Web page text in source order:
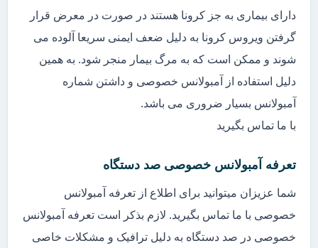
دارای بیماری به جز کرونا هستند در صورت در معرض قرار
گرفتن ویروس کرونا به دلیل ضعف ایمنی سریعا آلوده می
شوند و ممکن است که به مرگ بیمار منجر شود. به همین
دلیل استفاده از آمبولانس خصوصی و داشتن شماره
آمبولانس بسیار ضروری می باشد.
با ما تماس بگیرید
تعرفه آمبولانس خصوصی صد دستگاه
شما عزیزان میتوانید برای اطلاع از تعرفه آمبولانس
خصوصی با ما تماس بگیرید. لازم بذکر است تعرفه آمبولانس
خصوصی در صد دستگاه به دلیل ترافیک و مشکلات خاصی